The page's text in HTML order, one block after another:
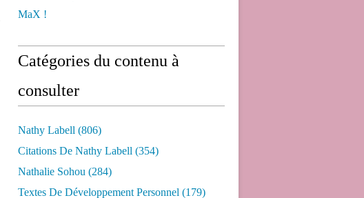
MaX !
Catégories du contenu à
consulter
Nathy Labell (806)
Citations De Nathy Labell (354)
Nathalie Sohou (284)
Textes De Développement Personnel (179)